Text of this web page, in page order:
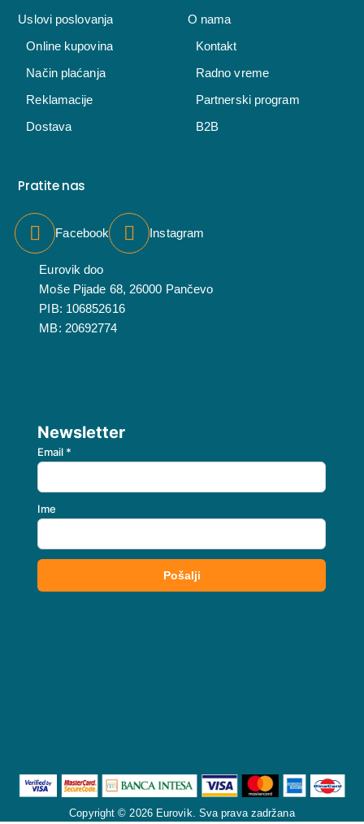
Uslovi poslovanja
Online kupovina
Način plaćanja
Reklamacije
Dostava
O nama
Kontakt
Radno vreme
Partnerski program
B2B
Pratite nas
Facebook Instagram
Eurovik doo
Moše Pijade 68, 26000 Pančevo
PIB: 106852616
MB: 20692774
Copyright © 2026 Eurovik. Sva prava zadržana